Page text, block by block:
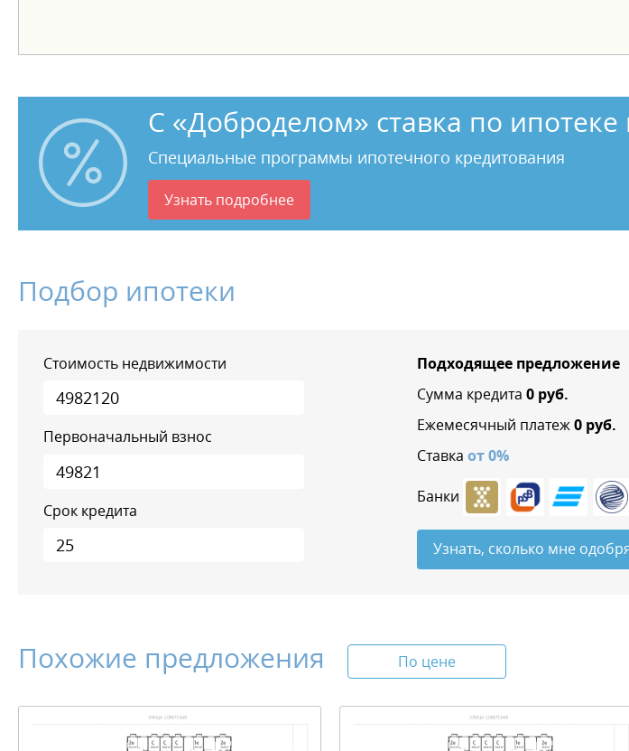
С «Доброделом» ставка по
Специальные программы ипотечного кредитования
Узнать подробнее
Подбор ипотеки
Стоимость недвижимости
Первоначальный взнос
Срок кредита
Подходящее предложение
Сумма кредита 0 руб.
Ежемесячный платеж 0 руб.
Ставка от0%
Банки
Узнать, сколько мне
Похожие предложения По цене